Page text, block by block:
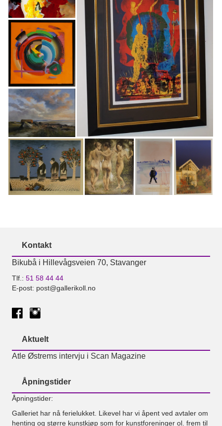
Kontakt
Bikubå i Hillevågsveien 70, Stavanger
Tlf.: 51 58 44 44
E-post: post@gallerikoll.no
Aktuelt
Atle Østrems intervju i Scan Magazine
Åpningstider
Åpningstider:
Galleriet har nå ferielukket. Likevel har vi åpent ved avtaler om
henting og større kunstkjøp som for kunstforeninger ol. frem til